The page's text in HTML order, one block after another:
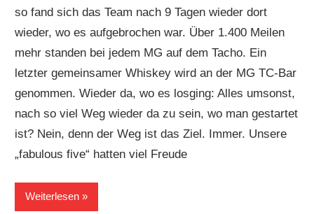
so fand sich das Team nach 9 Tagen wieder dort
wieder, wo es aufgebrochen war. Über 1.400 Meilen
mehr standen bei jedem MG auf dem Tacho. Ein
letzter gemeinsamer Whiskey wird an der MG TC-Bar
genommen. Wieder da, wo es losging: Alles umsonst,
nach so viel Weg wieder da zu sein, wo man gestartet
ist? Nein, denn der Weg ist das Ziel. Immer. Unsere
„fabulous five“ hatten viel Freude
Weiterlesen